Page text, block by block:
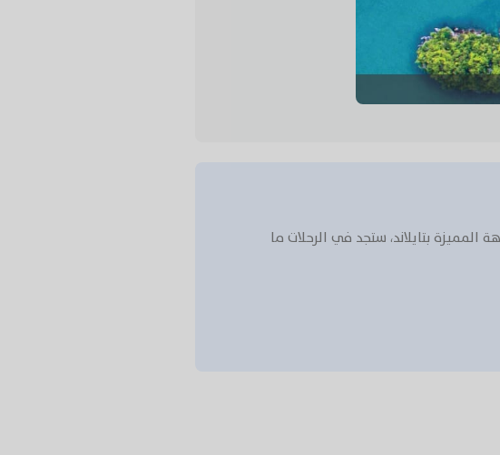
بتايلاند، ستجد في الرحلات ما